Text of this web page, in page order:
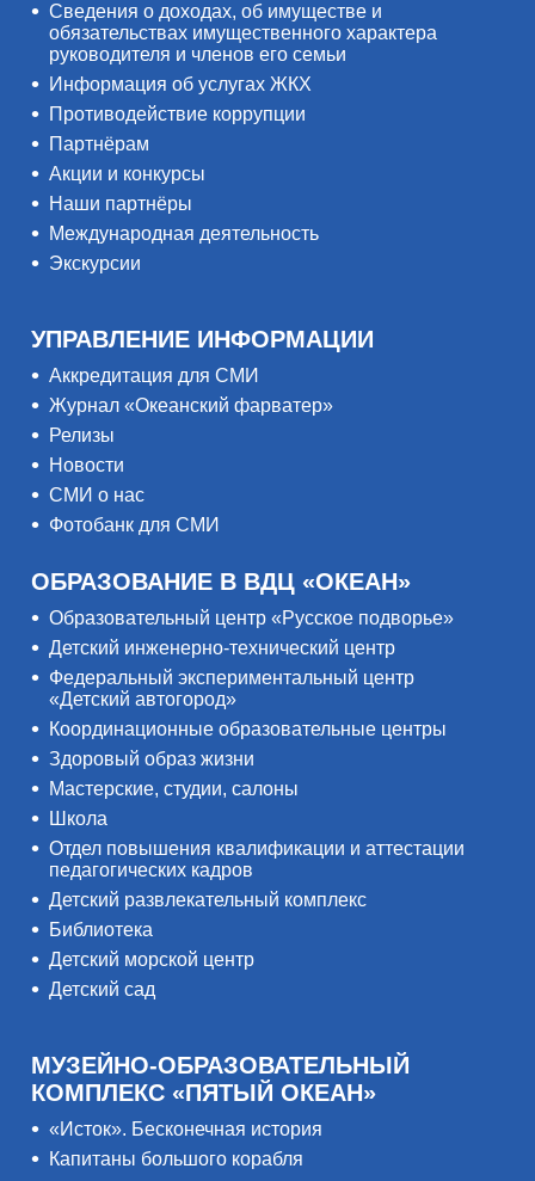
Сведения о доходах, об имуществе и
обязательствах имущественного характера
руководителя и членов его семьи
Информация об услугах ЖКХ
Противодействие коррупции
Партнёрам
Акции и конкурсы
Наши партнёры
Международная деятельность
Экскурсии
УПРАВЛЕНИЕ ИНФОРМАЦИИ
Аккредитация для СМИ
Журнал «Океанский фарватер»
Релизы
Новости
СМИ о нас
Фотобанк для СМИ
ОБРАЗОВАНИЕ В ВДЦ «ОКЕАН»
Образовательный центр «Русское подворье»
Детский инженерно-технический центр
Федеральный экспериментальный центр
«Детский автогород»
Координационные образовательные центры
Здоровый образ жизни
Мастерские, студии, салоны
Школа
Отдел повышения квалификации и аттестации
педагогических кадров
Детский развлекательный комплекс
Библиотека
Детский морской центр
Детский сад
МУЗЕЙНО-ОБРАЗОВАТЕЛЬНЫЙ
КОМПЛЕКС «ПЯТЫЙ ОКЕАН»
«Исток». Бесконечная история
Капитаны большого корабля